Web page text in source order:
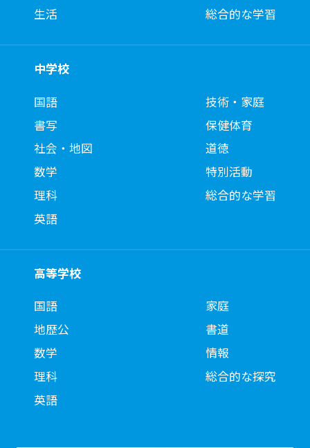
生活
総合的な学習
中学校
国語
書写
社会・地図
数学
理科
英語
技術・家庭
保健体育
道徳
特別活動
総合的な学習
高等学校
国語
地歴公
数学
理科
英語
家庭
書道
情報
総合的な探究